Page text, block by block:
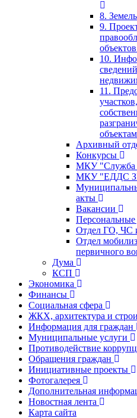
8.
9.
10.
11.
Архивный
Конкурсы
МКУ "Служба
МКУ "ЕДДС
акты
Вакансии
Отдел ГО, ЧС
Отдел
первичного
Дума
КСП
Экономика
Финансы
Социальная сфера
ЖКХ, архитектура и
Информация для граждан
Муниципальные услуги
Противодействие
Обращения граждан
Инициативные проекты
Фотогалерея
Дополнительная
Новостная лента
Карта сайта